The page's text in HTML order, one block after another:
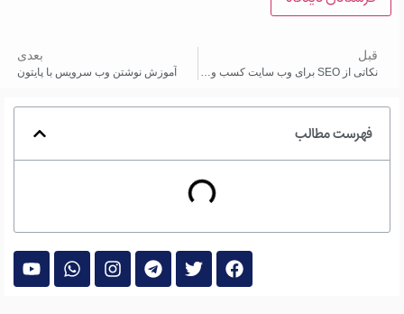
نکاتی از SEO برای وب سایت کسب و کار شما آموزش نوشتن وب سرویس با پایتون
فهرست مطالب